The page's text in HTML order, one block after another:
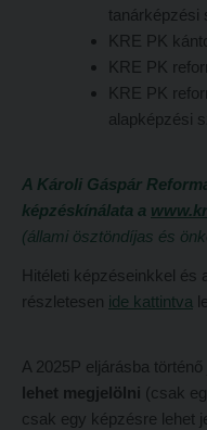
Kecskeméti képzési hely
Gyakorlati képzés
Kari kutatócsoportok
Tehetséggondozás
PedKaszt – Bethlen-pályázat
Kari kiadványok
FELVÉTELIZŐKNEK
Képzési helyszínek
Nagykőrösi képzési hely
Kecskeméti képzési hely
Gyakorlati képzés
Kari kutatócsoportok
tanárképzési
KRE PK
KRE PK
KRE PK
alapképzési
A Károli Gáspár
képzéskínálata a
(állami ösztöndíjas és
Hitéleti képzéseinkkel és
részletesen ide kattintva
A 2025P eljárásba
lehet megjelölni (csak
csak egy képzésre lehet